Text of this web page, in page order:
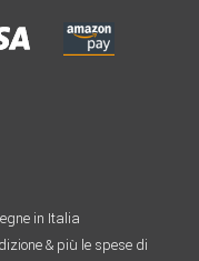
in Italia
& più le spese di